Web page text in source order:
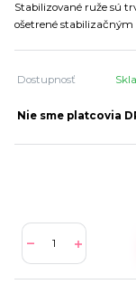
Stabilizované ruže sú
ošetrené stabilizačným
Dostupnosť
Nie sme platcovia